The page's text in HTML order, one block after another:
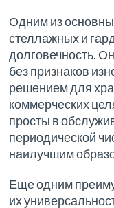
Одним из
стеллажных и
долговечность.
без признаков
решением для
коммерческих
просты в
периодической
наилучшим
Еще одним
их